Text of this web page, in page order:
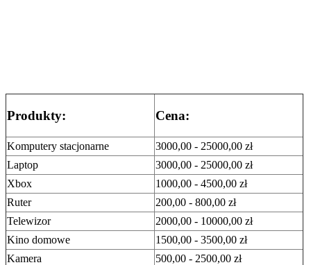
Produkty: Cena:
Komputery stacjonarne
3000,00 - 25000,00 zł
Laptop
3000,00 - 25000,00 zł
Xbox
1000,00 - 4500,00 zł
Ruter
200,00 - 800,00 zł
Telewizor
2000,00 - 10000,00 zł
Kino domowe
1500,00 - 3500,00 zł
Kamera
500,00 - 2500,00 zł